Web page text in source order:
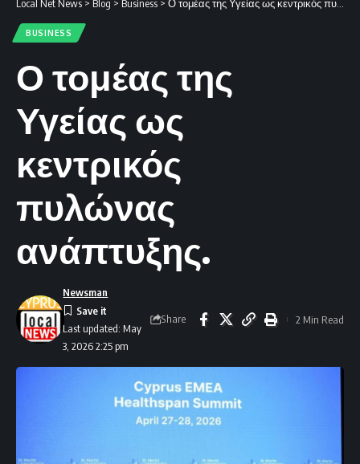
Local Net News > Blog > Business > Ο τομέας της Υγείας ως κεντρικός πυλώνας ανάπτυξης.
BUSINESS
Ο τομέας της
Υγείας ως
κεντρικός
πυλώνας
ανάπτυξης.
Last updated: May
3, 2026 2:25 pm
Newsman
Share 2 Min Read